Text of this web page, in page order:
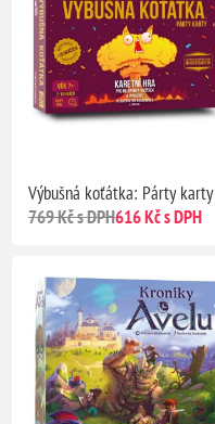
Výbušná koťátka: Párty karty
769 Kč s DPH616 Kč s DPH